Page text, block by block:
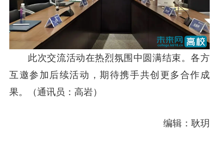
此次交流活动在热烈氛围中圆满结束。各方
互邀参加后续活动，期待携手共创更多合作成
果。（通讯员：高岩）
编辑：耿玥